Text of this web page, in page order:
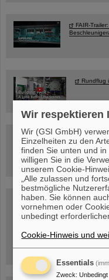
FAIR-
Rundflug
jetzt Termin
Blog Beam On
Menschen
Wir respektieren
Wir (GSI GmbH)
Einzelheiten zu den
finden Sie unten und
willigen Sie in die
unserem Cookie-
„Alle zulassen und
bestmögliche
haben. Sie können
vornehmen oder
unbedingt
Cookie-Hinweis und
Essentials
Zweck: